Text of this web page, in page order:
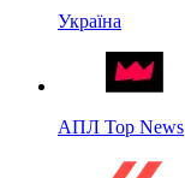
Україна
АПЛ Top News